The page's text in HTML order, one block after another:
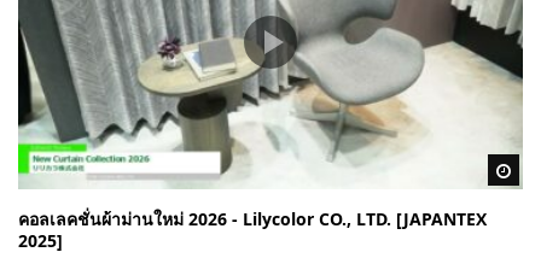
คอลเลคชั่นผ้าม่านใหม่ 2026 - Lilycolor CO., LTD. [JAPANTEX
2025]